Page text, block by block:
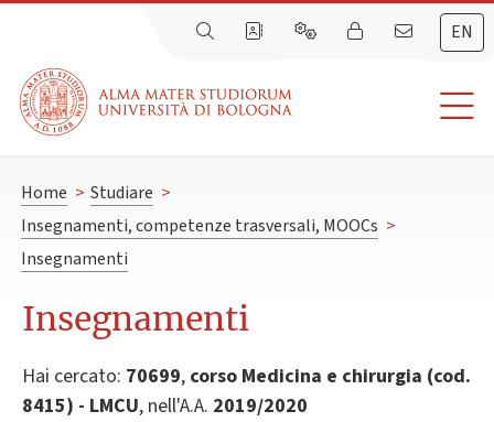
EN
Home > Studiare >
Insegnamenti, competenze trasversali, MOOCs >
Insegnamenti
Insegnamenti
Hai cercato: 70699, corso Medicina e chirurgia (cod.
8415) - LMCU, nell'A.A. 2019/2020